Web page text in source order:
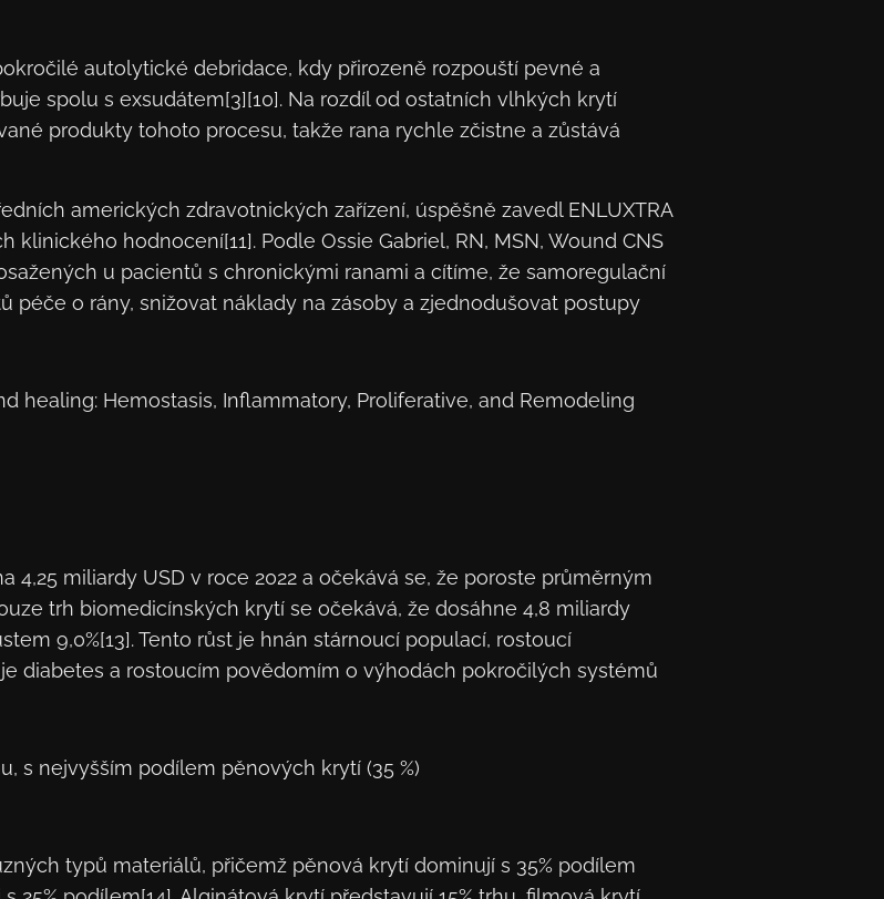
autolytické debridace, kdy přirozeně rozpouští pevné a
spolu s exsudátem[3][10]. Na rozdíl od ostatních vlhkých krytí
produkty tohoto procesu, takže rana rychle zčistne a zůstává
amerických zdravotnických zařízení, úspěšně zavedl ENLUXTRA
hodnocení[11]. Podle Ossie Gabriel, RN, MSN, Wound CNS
u pacientů s chronickými ranami a cítíme, že samoregulační
péče o rány, snižovat náklady na zásoby a zjednodušovat postupy
healing: Hemostasis, Inflammatory, Proliferative, and Remodeling
4,25 miliardy USD v roce 2022 a očekává se, že poroste průměrným
trh biomedicínských krytí se očekává, že dosáhne 4,8 miliardy
9,0%[13]. Tento růst je hnán stárnoucí populací, rostoucí
diabetes a rostoucím povědomím o výhodách pokročilých systémů
s nejvyšším podílem pěnových krytí (35 %)
typů materiálů, přičemž pěnová krytí dominují s 35% podílem